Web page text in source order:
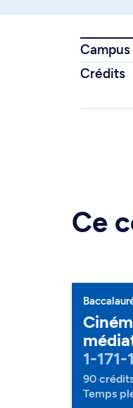
Campus
Crédits
Ce
1-171-
90
Temps